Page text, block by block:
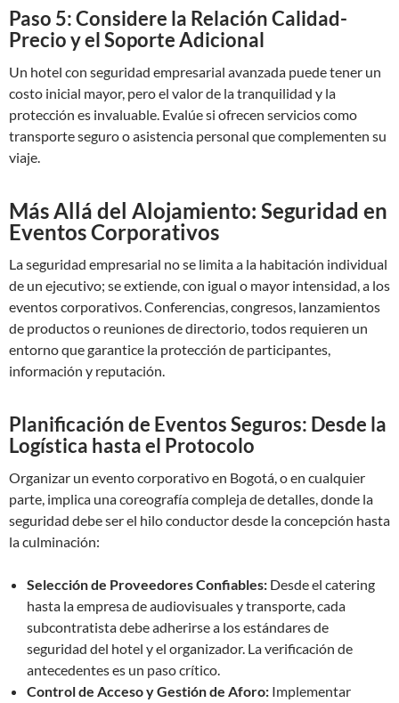
Paso 5: Considere la Relación Calidad-
Precio y el Soporte Adicional
Un hotel con seguridad empresarial avanzada puede tener un
costo inicial mayor, pero el valor de la tranquilidad y la
protección es invaluable. Evalúe si ofrecen servicios como
transporte seguro o asistencia personal que complementen su
viaje.
Más Allá del Alojamiento: Seguridad en
Eventos Corporativos
La seguridad empresarial no se limita a la habitación individual
de un ejecutivo; se extiende, con igual o mayor intensidad, a los
eventos corporativos. Conferencias, congresos, lanzamientos
de productos o reuniones de directorio, todos requieren un
entorno que garantice la protección de participantes,
información y reputación.
Planificación de Eventos Seguros: Desde la
Logística hasta el Protocolo
Organizar un evento corporativo en Bogotá, o en cualquier
parte, implica una coreografía compleja de detalles, donde la
seguridad debe ser el hilo conductor desde la concepción hasta
la culminación:
Selección de Proveedores Confiables: Desde el catering
hasta la empresa de audiovisuales y transporte, cada
subcontratista debe adherirse a los estándares de
seguridad del hotel y el organizador. La verificación de
antecedentes es un paso crítico.
Control de Acceso y Gestión de Aforo: Implementar